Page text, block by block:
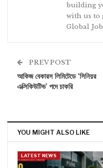
building
with us to
Global
PREV POST
আকিজ বেকারস লিমিটেডে ‘সিনিয়র
এক্সিকিউটিভ’ পদে চাকরি
YOU MIGHT ALSO LIKE
LATEST NEWS